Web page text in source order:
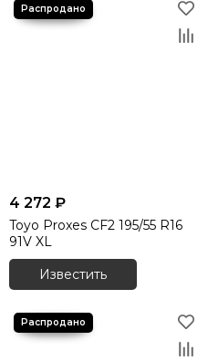
4 272 ₽
Toyo Proxes СF2 195/55 R16
91V XL
Известить